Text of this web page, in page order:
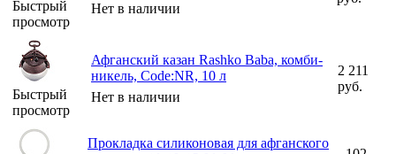
Быстрый
просмотр
Нет в наличии
Быстрый
просмотр
Афганский казан Rashko Baba, комби-
никель, Code:NR, 10 л
Нет в наличии
2 211
руб.
Прокладка силиконовая для афганского